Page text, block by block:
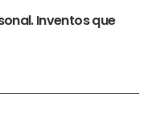
Inventos que